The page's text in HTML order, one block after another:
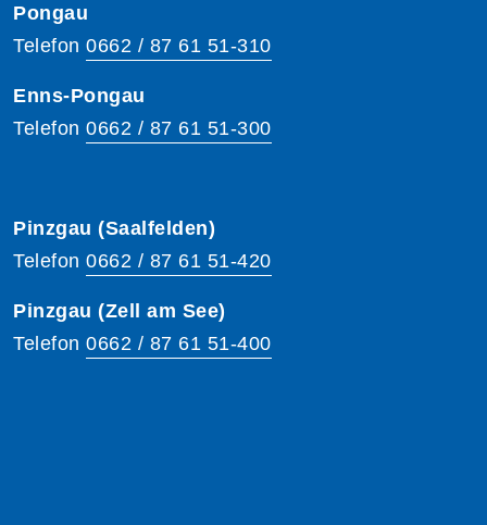
Pongau
Telefon 0662 / 87 61 51-310
Enns-Pongau
Telefon 0662 / 87 61 51-300
Pinzgau (Saalfelden)
Telefon 0662 / 87 61 51-420
Pinzgau (Zell am See)
Telefon 0662 / 87 61 51-400